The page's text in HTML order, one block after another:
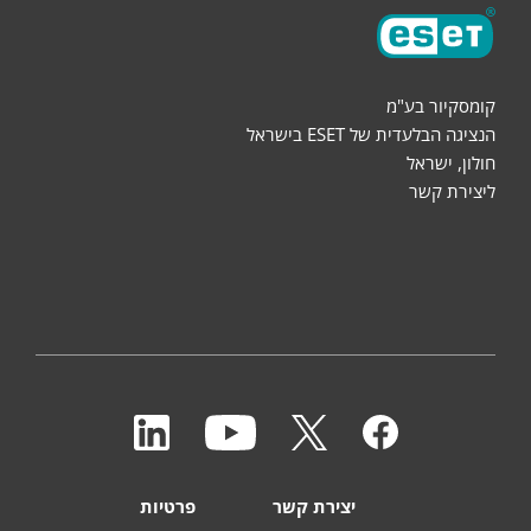
קומסקיור בע"מ
הנציגה הבלעדית של ESET בישראל
חולון, ישראל
ליצירת קשר
יצירת קשר פרטיות